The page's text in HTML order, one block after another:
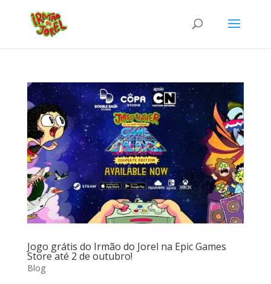
Jogo grátis do Irmão do Jorel na Epic Games
Store até 2 de outubro!
Blog